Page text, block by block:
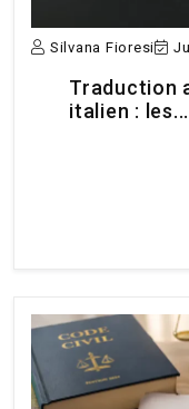
Silvana Fioresi
Traduction
italien : les...